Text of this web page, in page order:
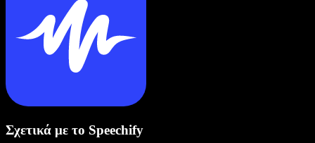
Σχετικά με το Speechify